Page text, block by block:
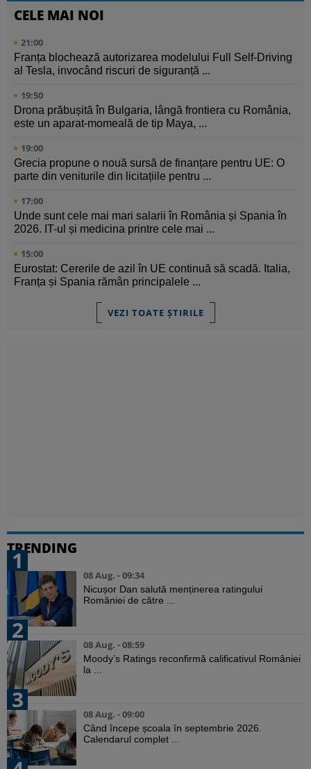
CELE MAI NOI
21:00
Franța blochează autorizarea modelului Full Self-Driving
al Tesla, invocând riscuri de siguranță ...
19:50
Drona prăbușită în Bulgaria, lângă frontiera cu România,
este un aparat-momeală de tip Maya, ...
19:00
Grecia propune o nouă sursă de finanțare pentru UE: O
parte din veniturile din licitațiile pentru ...
17:00
Unde sunt cele mai mari salarii în România și Spania în
2026. IT-ul și medicina printre cele mai ...
15:00
Eurostat: Cererile de azil în UE continuă să scadă. Italia,
Franța și Spania rămân principalele ...
VEZI TOATE ȘTIRILE
TRENDING
1
08 Aug. - 09:34
Nicușor Dan salută menținerea ratingului
României de către ...
2
08 Aug. - 08:59
Moody’s Ratings reconfirmă calificativul României
la ...
3
08 Aug. - 09:00
Când începe școala în septembrie 2026.
Calendarul complet ...